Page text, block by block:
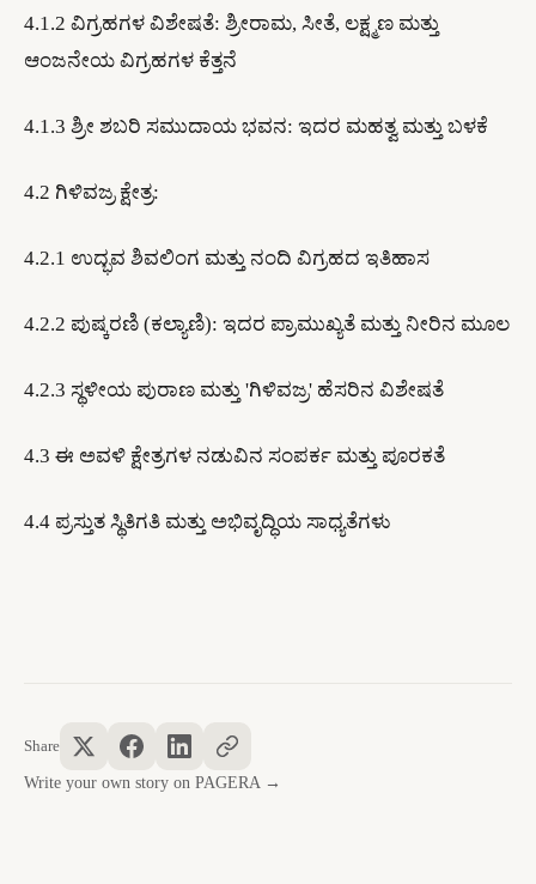
​4.1.2 ವಿಗ್ರಹಗಳ ವಿಶೇಷತೆ: ಶ್ರೀರಾಮ, ಸೀತೆ, ಲಕ್ಷ್ಮಣ ಮತ್ತು
ಆಂಜನೇಯ ವಿಗ್ರಹಗಳ ಕೆತ್ತನೆ
​4.1.3 ಶ್ರೀ ಶಬರಿ ಸಮುದಾಯ ಭವನ: ಇದರ ಮಹತ್ವ ಮತ್ತು ಬಳಕೆ
4.2 ಗಿಳಿವಜ್ರ ಕ್ಷೇತ್ರ:
​4.2.1 ಉದ್ಭವ ಶಿವಲಿಂಗ ಮತ್ತು ನಂದಿ ವಿಗ್ರಹದ ಇತಿಹಾಸ
​4.2.2 ಪುಷ್ಕರಣಿ (ಕಲ್ಯಾಣಿ): ಇದರ ಪ್ರಾಮುಖ್ಯತೆ ಮತ್ತು ನೀರಿನ ಮೂಲ
​4.2.3 ಸ್ಥಳೀಯ ಪುರಾಣ ಮತ್ತು 'ಗಿಳಿವಜ್ರ' ಹೆಸರಿನ ವಿಶೇಷತೆ
4.3 ಈ ಅವಳಿ ಕ್ಷೇತ್ರಗಳ ನಡುವಿನ ಸಂಪರ್ಕ ಮತ್ತು ಪೂರಕತೆ
4.4 ಪ್ರಸ್ತುತ ಸ್ಥಿತಿಗತಿ ಮತ್ತು ಅಭಿವೃದ್ಧಿಯ ಸಾಧ್ಯತೆಗಳು
Share
Write your own story on PAGERA →